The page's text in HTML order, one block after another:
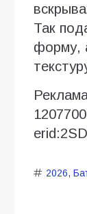
Так
форму,
2026,